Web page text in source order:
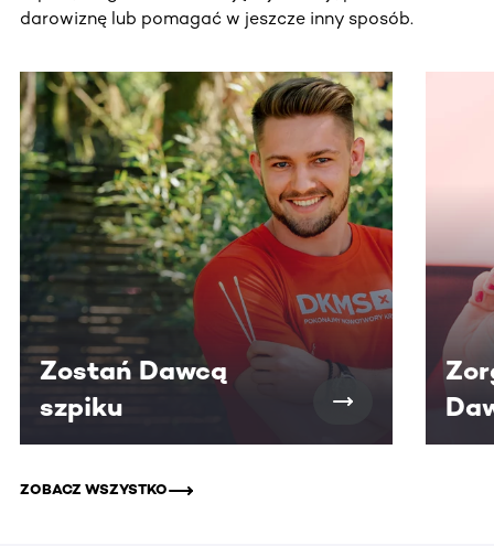
darowiznę lub pomagać w jeszcze inny sposób.
Ta sekcja zawiera treści przewijane w poziomie. Użyj
Zostań Dawcą
szpiku
ZOBACZ WSZYSTKO